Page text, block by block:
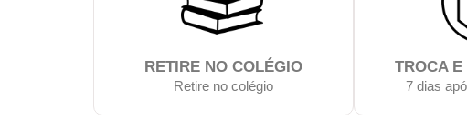
RETIRE NO COLÉGIO
Retire no colégio
TROCA E
7 dias